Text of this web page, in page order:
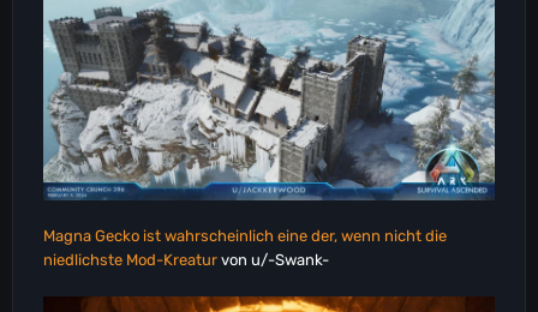
Magna Gecko ist wahrscheinlich eine der, wenn nicht die
niedlichste Mod-Kreatur von u/-Swank-